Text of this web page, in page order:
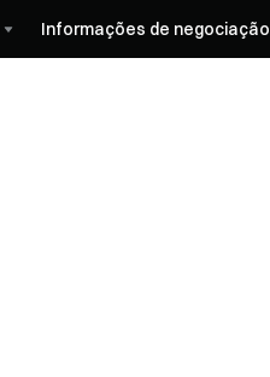
Informações de negociação